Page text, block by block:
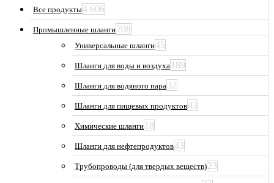
Все продукты4 606
Промышленные шланги708
Универсальные шланги45
Шланги для воды и воздуха 189
Шланги для водяного пара32
Шланги для пищевых продуктов43
Химические шланги 18
Шланги для нефтепродуктов43
Трубопроводы (для твердых веществ)23